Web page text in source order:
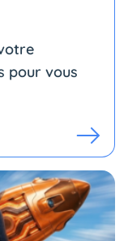
pour vous